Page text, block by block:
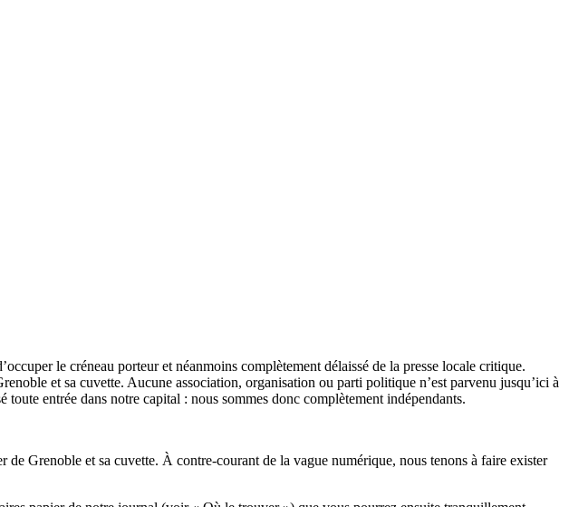
le créneau porteur et néanmoins complètement délaissé de la presse locale critique.
et sa cuvette. Aucune association, organisation ou parti politique n’est parvenu jusqu’ici à
entrée dans notre capital : nous sommes donc complètement indépendants.
Grenoble et sa cuvette. À contre-courant de la vague numérique, nous tenons à faire exister